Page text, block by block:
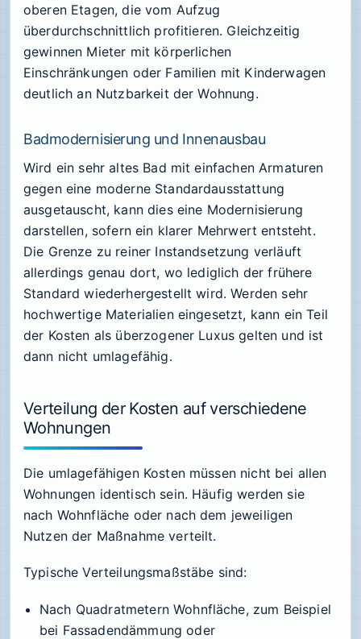
oberen Etagen, die vom Aufzug
überdurchschnittlich profitieren. Gleichzeitig
gewinnen Mieter mit körperlichen
Einschränkungen oder Familien mit Kinderwagen
deutlich an Nutzbarkeit der Wohnung.
Badmodernisierung und Innenausbau
Wird ein sehr altes Bad mit einfachen Armaturen
gegen eine moderne Standardausstattung
ausgetauscht, kann dies eine Modernisierung
darstellen, sofern ein klarer Mehrwert entsteht.
Die Grenze zu reiner Instandsetzung verläuft
allerdings genau dort, wo lediglich der frühere
Standard wiederhergestellt wird. Werden sehr
hochwertige Materialien eingesetzt, kann ein Teil
der Kosten als überzogener Luxus gelten und ist
dann nicht umlagefähig.
Verteilung der Kosten auf verschiedene
Wohnungen
Die umlagefähigen Kosten müssen nicht bei allen
Wohnungen identisch sein. Häufig werden sie
nach Wohnfläche oder nach dem jeweiligen
Nutzen der Maßnahme verteilt.
Typische Verteilungsmaßstäbe sind:
Nach Quadratmetern Wohnfläche, zum Beispiel
bei Fassadendämmung oder